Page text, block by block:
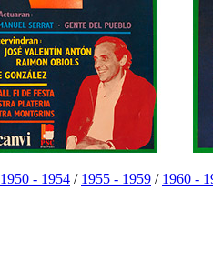
1950 - 1954 / 1955 - 1959 / 1960 -